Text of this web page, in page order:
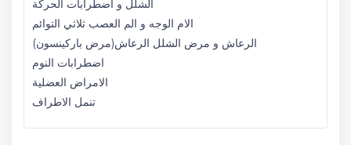
الشلل و اضطرابات الحركة
الام الوجه و الم العصب ثلاثي التوائم
الرعاش و مرض الشلل الرعاش(مرض باركينسون)
اضطرابات النوم
الامراض العضلية
تنمل الاطراف